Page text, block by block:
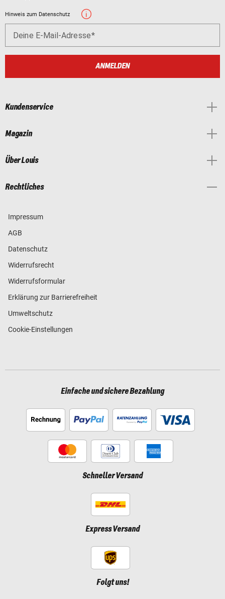
Hinweis zum Datenschutz
Deine E-Mail-Adresse
ANMELDEN
Kundenservice
Magazin
Über Louis
Rechtliches
Impressum
AGB
Datenschutz
Widerrufsrecht
Widerrufsformular
Erklärung zur Barrierefreiheit
Umweltschutz
Cookie-Einstellungen
Einfache und sichere Bezahlung
Schneller Versand
Express Versand
Folgt uns!